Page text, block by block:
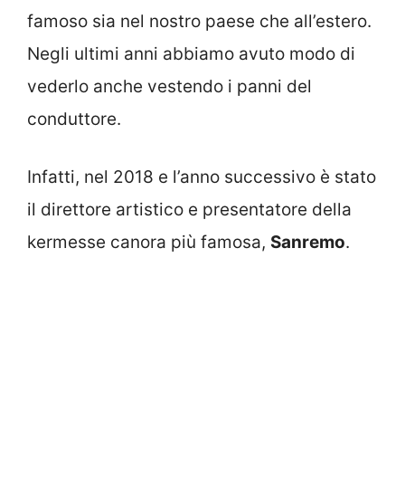
famoso sia nel nostro paese che all’estero.
Negli ultimi anni abbiamo avuto modo di
vederlo anche vestendo i panni del
conduttore.
Infatti, nel 2018 e l’anno successivo è stato
il direttore artistico e presentatore della
kermesse canora più famosa, Sanremo.